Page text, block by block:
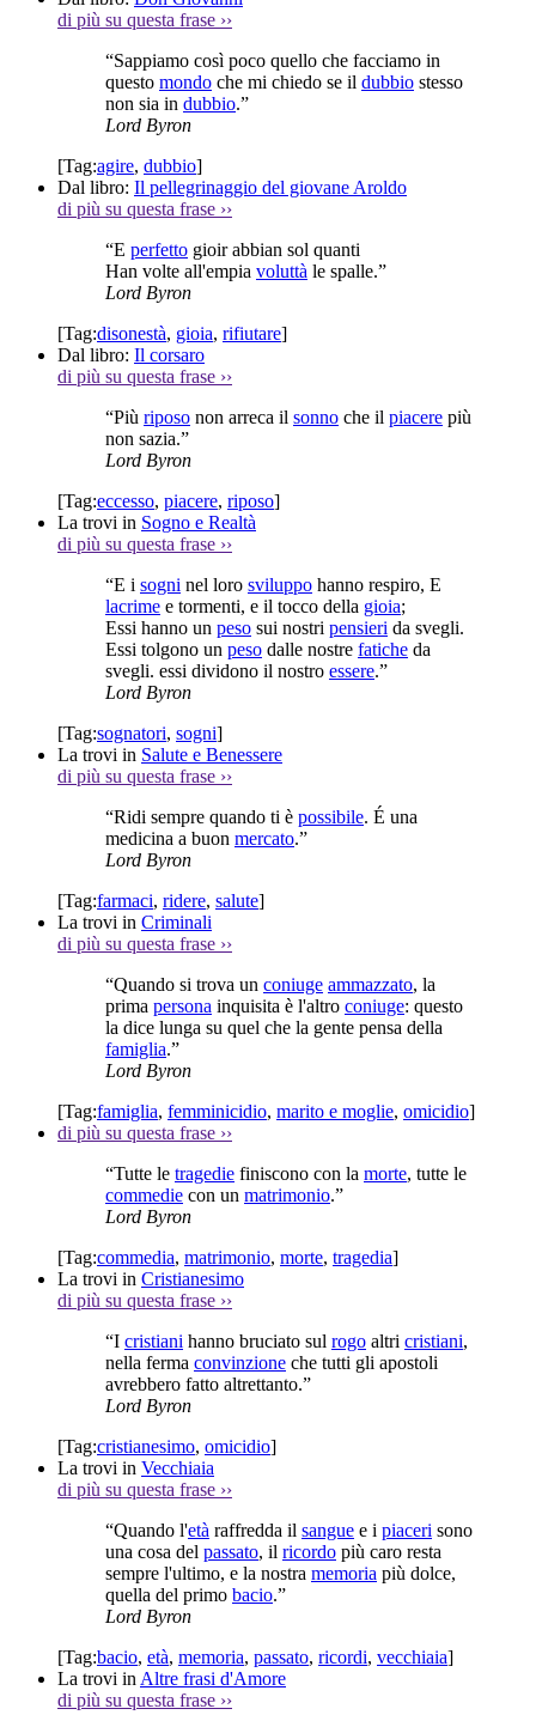
di più su questa frase ››
“Sappiamo così poco quello che facciamo in
questo mondo che mi chiedo se il dubbio stesso
non sia in dubbio.”
Lord Byron
[Tag:agire, dubbio]
Dal libro: Il pellegrinaggio del giovane Aroldo
di più su questa frase ››
“E perfetto gioir abbian sol quanti
Han volte all'empia voluttà le spalle.”
Lord Byron
[Tag:disonestà, gioia, rifiutare]
Dal libro: Il corsaro
di più su questa frase ››
“Più riposo non arreca il sonno che il piacere più
non sazia.”
Lord Byron
[Tag:eccesso, piacere, riposo]
La trovi in Sogno e Realtà
di più su questa frase ››
“E i sogni nel loro sviluppo hanno respiro, E
lacrime e tormenti, e il tocco della gioia;
Essi hanno un peso sui nostri pensieri da svegli.
Essi tolgono un peso dalle nostre fatiche da
svegli. essi dividono il nostro essere.”
Lord Byron
[Tag:sognatori, sogni]
La trovi in Salute e Benessere
di più su questa frase ››
“Ridi sempre quando ti è possibile. É una
medicina a buon mercato.”
Lord Byron
[Tag:farmaci, ridere, salute]
La trovi in Criminali
di più su questa frase ››
“Quando si trova un coniuge ammazzato, la
prima persona inquisita è l'altro coniuge: questo
la dice lunga su quel che la gente pensa della
famiglia.”
Lord Byron
[Tag:famiglia, femminicidio, marito e moglie, omicidio]
di più su questa frase ››
“Tutte le tragedie finiscono con la morte, tutte le
commedie con un matrimonio.”
Lord Byron
[Tag:commedia, matrimonio, morte, tragedia]
La trovi in Cristianesimo
di più su questa frase ››
“I cristiani hanno bruciato sul rogo altri cristiani,
nella ferma convinzione che tutti gli apostoli
avrebbero fatto altrettanto.”
Lord Byron
[Tag:cristianesimo, omicidio]
La trovi in Vecchiaia
di più su questa frase ››
“Quando l'età raffredda il sangue e i piaceri sono
una cosa del passato, il ricordo più caro resta
sempre l'ultimo, e la nostra memoria più dolce,
quella del primo bacio.”
Lord Byron
[Tag:bacio, età, memoria, passato, ricordi, vecchiaia]
La trovi in Altre frasi d'Amore
di più su questa frase ››